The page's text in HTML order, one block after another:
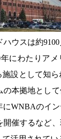
ウスは約
にわたりアメ
設として知
の本拠地とし
にWNBAのイ
催するなど